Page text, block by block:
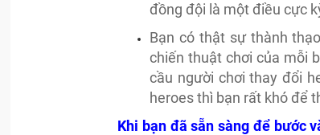
đồng đội là một điều cực
Bạn có thật sự thành
chiến thuật chơi của mỗi
cầu người chơi thay đổi
heroes thì bạn rất khó để
Khi bạn đã sẵn sàng để bước